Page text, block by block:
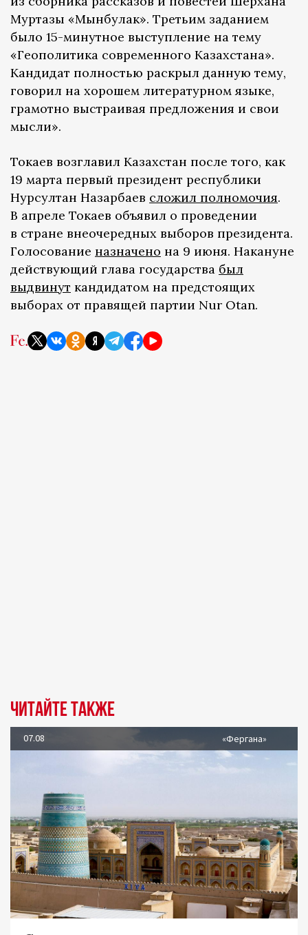
Муртазы «Мынбулак». Третьим заданием
было 15-минутное выступление на тему
«Геополитика современного Казахстана».
Кандидат полностью раскрыл данную тему,
говорил на хорошем литературном языке,
грамотно выстраивая предложения и свои
мысли».
Токаев возглавил Казахстан после того, как
19 марта первый президент республики
Нурсултан Назарбаев сложил полномочия.
В апреле Токаев объявил о проведении
в стране внеочередных выборов президента.
Голосование назначено на 9 июня. Накануне
действующий глава государства был
выдвинут кандидатом на предстоящих
выборах от правящей партии Nur Otan.
Читайте также
07.08 «Фергана»